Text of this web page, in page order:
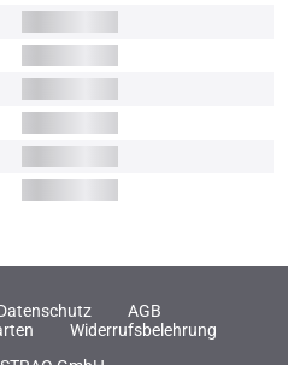
AGB
Widerrufsbelehrung